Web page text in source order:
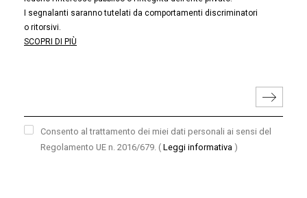
I segnalanti saranno tutelati da comportamenti discriminatori
o ritorsivi.
SCOPRI DI PIÙ
Consento al trattamento dei miei dati personali ai sensi del
Regolamento UE n. 2016/679. ( Leggi informativa )